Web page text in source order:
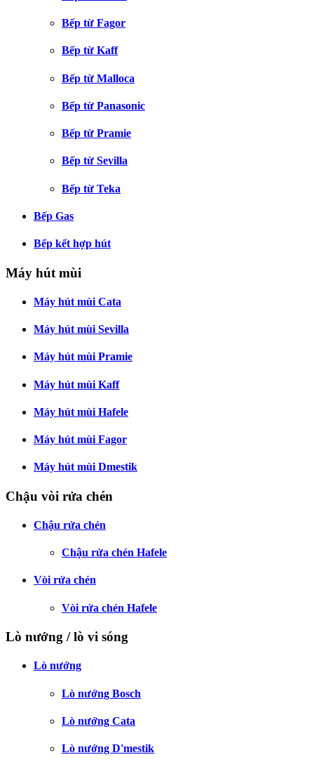
Bếp từ Fagor
Bếp từ Kaff
Bếp từ Malloca
Bếp từ Panasonic
Bếp từ Pramie
Bếp từ Sevilla
Bếp từ Teka
Bếp Gas
Bếp kết hợp hút
Máy hút mùi
Máy hút mùi Cata
Máy hút mùi Sevilla
Máy hút mùi Pramie
Máy hút mùi Kaff
Máy hút mùi Hafele
Máy hút mùi Fagor
Máy hút mùi Dmestik
Chậu vòi rửa chén
Chậu rửa chén
Chậu rửa chén Hafele
Vòi rửa chén
Vòi rửa chén Hafele
Lò nướng / lò vi sóng
Lò nướng
Lò nướng Bosch
Lò nướng Cata
Lò nướng D'mestik